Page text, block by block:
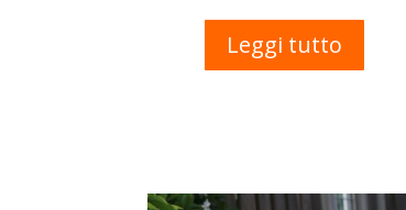
Leggi tutto